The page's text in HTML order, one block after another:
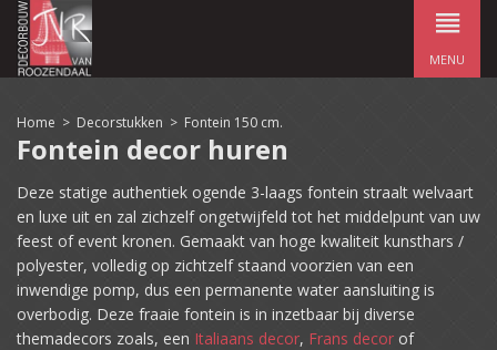
MENU
Home > Decorstukken > Fontein 150 cm.
Fontein decor huren
Deze statige authentiek ogende 3-laags fontein straalt welvaart
en luxe uit en zal zichzelf ongetwijfeld tot het middelpunt van uw
feest of event kronen. Gemaakt van hoge kwaliteit kunsthars /
polyester, volledig op zichtzelf staand voorzien van een
inwendige pomp, dus een permanente water aansluiting is
overbodig. Deze fraaie fontein is in inzetbaar bij diverse
themadecors zoals, een Italiaans decor, Frans decor of